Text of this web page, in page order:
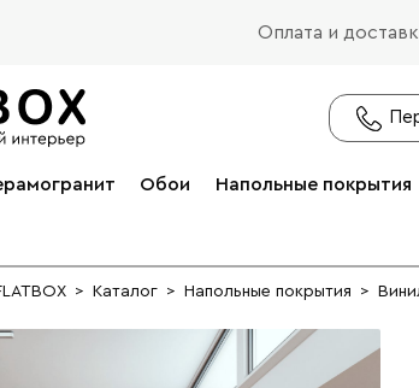
Оплата и
Обои Напольные покрытия
> Каталог > Напольные покрытия >